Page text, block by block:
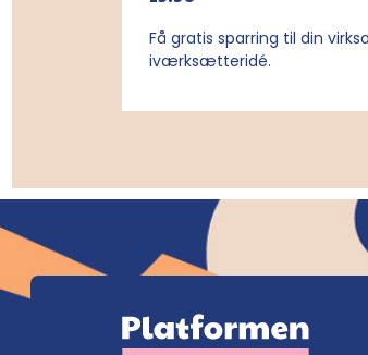
Få gratis sparring til din
iværksætteridé.